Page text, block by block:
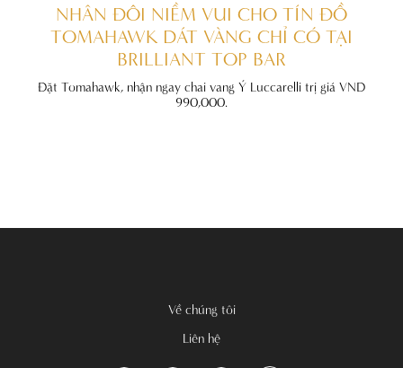
NHÂN ĐÔI NIỀM VUI CHO TÍN ĐỒ
TOMAHAWK DÁT VÀNG CHỈ CÓ TẠI
BRILLIANT TOP BAR
Đặt Tomahawk, nhận ngay chai vang Ý Luccarelli trị giá VND
990,000.
Về chúng tôi
Liên hệ